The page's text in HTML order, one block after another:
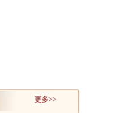
更多>>